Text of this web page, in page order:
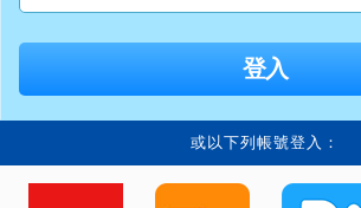
或以下列帳號登入：